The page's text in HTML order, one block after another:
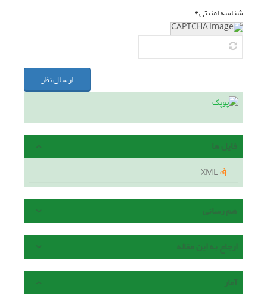
شناسه امنیتی *
ارسال نظر
فایل ها
هم رسانی
ارجاع به این مقاله
آمار